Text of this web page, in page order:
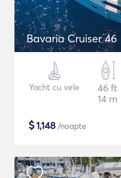
Bavaria Cruiser 46
Yacht cu vele
46 ft
14 m
$1,148 /noapte